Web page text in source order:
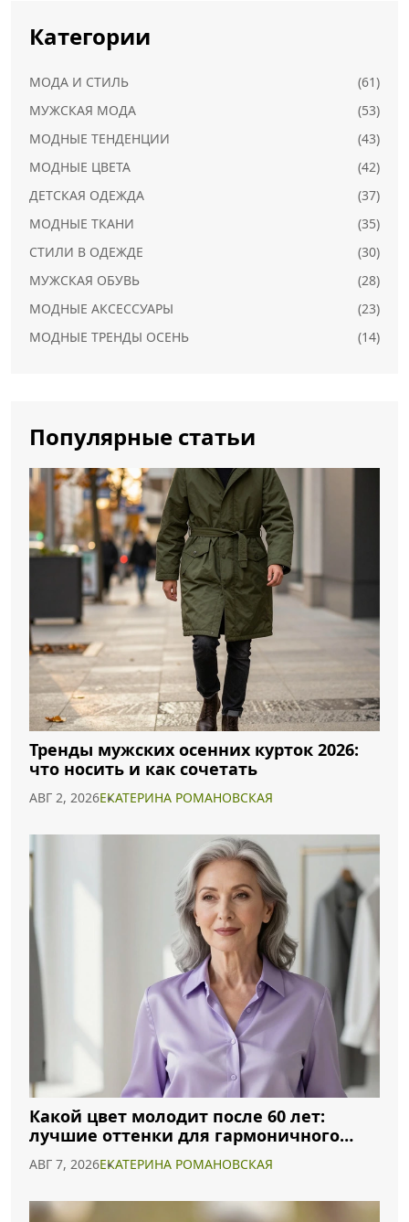
Категории
МОДА И СТИЛЬ
(61)
МУЖСКАЯ МОДА
(53)
МОДНЫЕ ТЕНДЕНЦИИ
(43)
МОДНЫЕ ЦВЕТА
(42)
ДЕТСКАЯ ОДЕЖДА
(37)
МОДНЫЕ ТКАНИ
(35)
СТИЛИ В ОДЕЖДЕ
(30)
МУЖСКАЯ ОБУВЬ
(28)
МОДНЫЕ АКСЕССУАРЫ
(23)
МОДНЫЕ ТРЕНДЫ ОСЕНЬ
(14)
Популярные статьи
Тренды мужских осенних курток 2026:
что носить и как сочетать
АВГ 2, 2026ЕКАТЕРИНА РОМАНОВСКАЯ
Какой цвет молодит после 60 лет:
лучшие оттенки для гармоничного
образа
АВГ 7, 2026ЕКАТЕРИНА РОМАНОВСКАЯ